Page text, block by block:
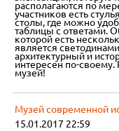
располагаются по
участников есть
столы, где можно
таблицы с ответами.
которой есть
является
архитектурный и
интересен по-
музей!
Музей современной
15.01.2017 22:59